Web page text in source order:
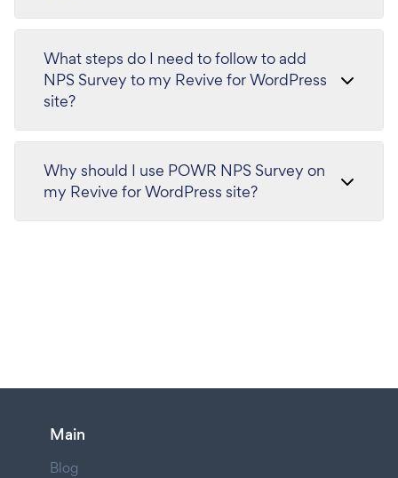
What steps do I need to follow to add
NPS Survey to my Revive for WordPress
site?
Why should I use POWR NPS Survey on
my Revive for WordPress site?
Main
Blog